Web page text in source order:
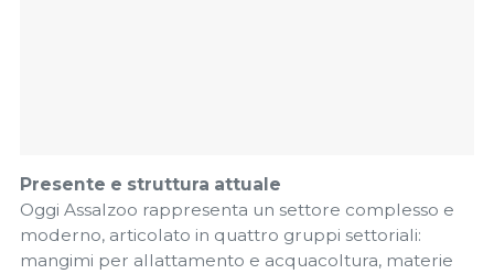
Presente e struttura attuale
Oggi Assalzoo rappresenta un settore complesso e
moderno, articolato in quattro gruppi settoriali:
mangimi per allattamento e acquacoltura, materie